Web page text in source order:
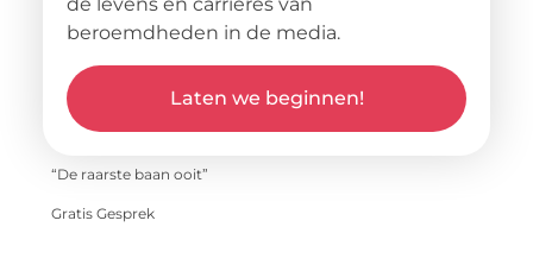
beroemdheden in de media.
Laten we beginnen!
“De raarste baan ooit”
Gratis Gesprek